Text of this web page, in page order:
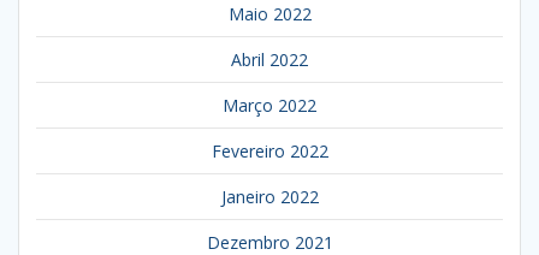
Maio 2022
Abril 2022
Março 2022
Fevereiro 2022
Janeiro 2022
Dezembro 2021